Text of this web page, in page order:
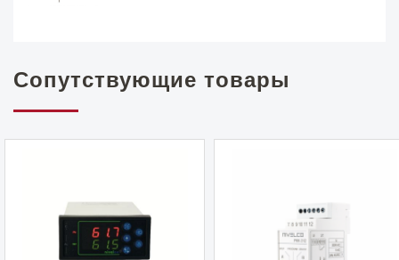
Сопутствующие товары